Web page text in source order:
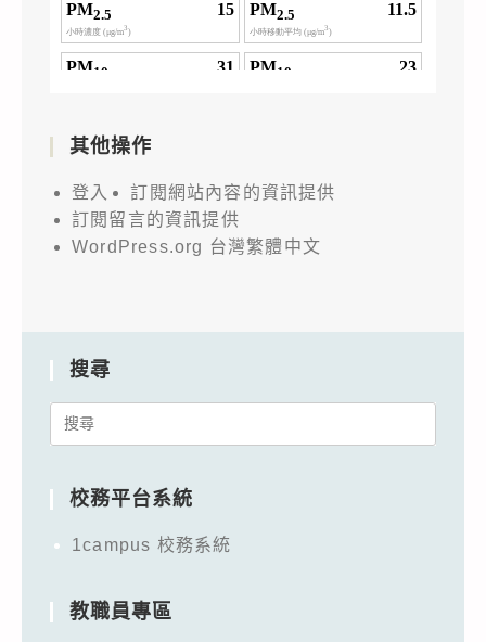
其他操作
登入
訂閱網站內容的資訊提供
訂閱留言的資訊提供
WordPress.org 台灣繁體中文
搜尋
Search
校務平台系統
1campus 校務系統
教職員專區